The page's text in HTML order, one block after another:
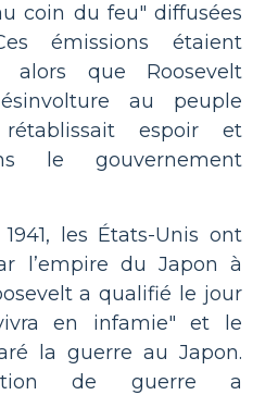
coin du feu" diffusées
émissions étaient
alors que Roosevelt
au peuple
espoir et
le gouvernement
les États-Unis ont
l’empire du Japon à
a qualifié le jour
en infamie" et le
la guerre au Japon.
de guerre a